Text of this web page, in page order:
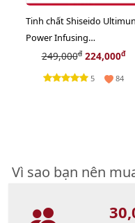
Tinh chất Shiseido
Power Infusing
Concentrate khôi phục, tái
tạo da, 10ml
249,000đ224,000đ
5 84
Vì sao bạn nên